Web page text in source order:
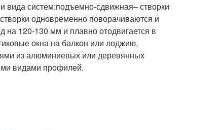
вида систем:подъемно-сдвижная– створки
одновременно поворачиваются и
на 120-130 мм и плавно отодвигается в
окна на балкон или лоджию,
из алюминиевых или деревянных
видами профилей.